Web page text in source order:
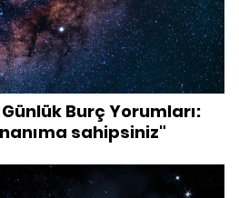
Burç Yorumları:
sahipsiniz"